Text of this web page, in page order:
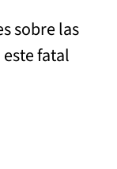
sobre las
fatal